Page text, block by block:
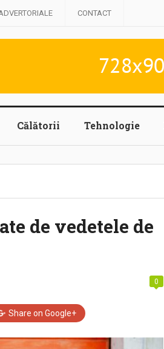
CONTACT
Călătorii Tehnologie
de vedetele de
0
Share on Google+